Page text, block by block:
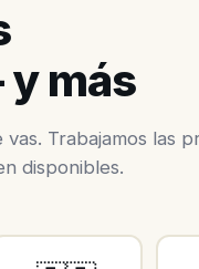
más
Trabajamos las
disponibles.